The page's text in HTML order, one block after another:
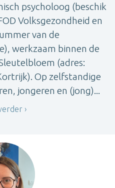
psycholoog (beschik
Volksgezondheid en
van de
werkzaam binnen de
(adres:
Op zelfstandige
jongeren en (jong)...